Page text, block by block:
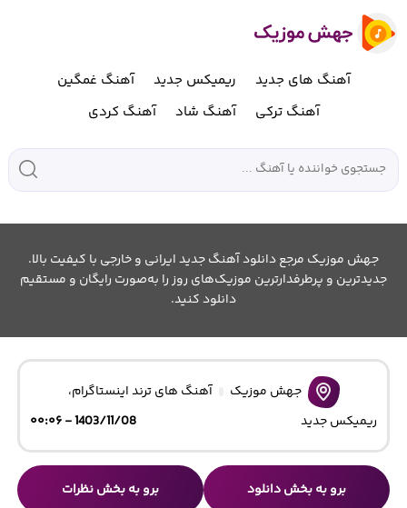
آهنگ های جدید ریمیکس جدید
آهنگ غمگین
آهنگ ترکی
آهنگ شاد آهنگ کردی
جهش موزیک مرجع دانلود آهنگ جدید ایرانی و خارجی با کیفیت بالا.
جدیدترین و پرطرفدارترین موزیک‌های روز را به‌صورت رایگان و مستقیم
دانلود کنید.
جهش موزیک آهنگ های ترند اینستاگرام،
ریمیکس جدید
1403/11/08 - ۰۰:۰۶
برو به بخش دانلود برو به بخش نظرات